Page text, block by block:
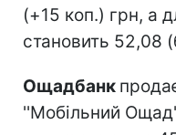
(+15 коп.) грн, а
становить 52,08
Ощадбанк
''Мобільний